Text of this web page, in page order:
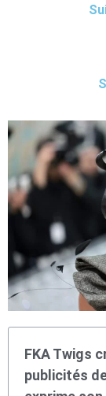
FKA Twigs
publicités